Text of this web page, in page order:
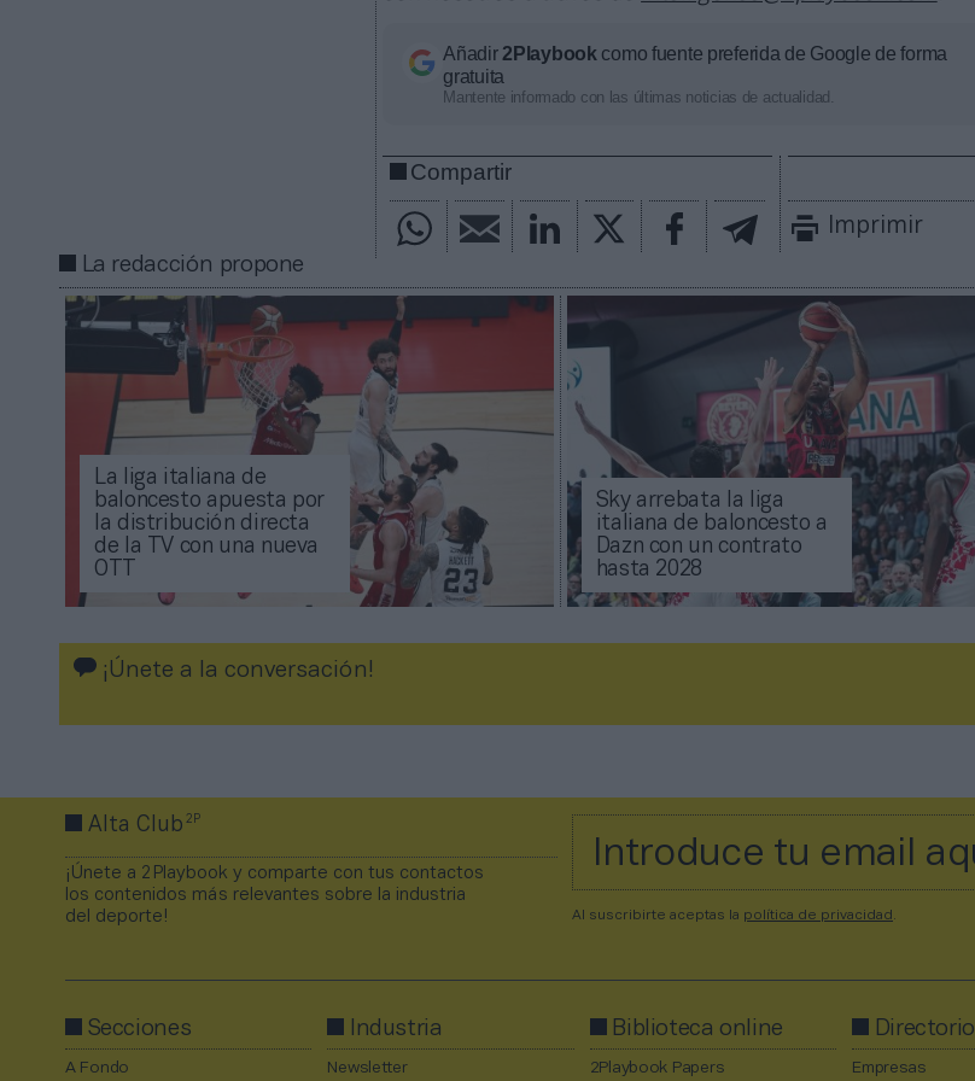
Añadir2Playbook como fuente preferida de Google de forma
gratuita
Mantente informado con las últimas noticias de actualidad.
Compartir
Imprimir
La redacción propone
La liga italiana de
baloncesto apuesta por
la distribución directa
de la TV con una nueva
OTT
Sky arrebata la liga
italiana de baloncesto a
Dazn con un contrato
hasta 2028
¡Únete a la conversación!
Alta Club2P
¡Únete a 2Playbook y comparte con tus contactos
los contenidos más relevantes sobre la industria
del deporte!
Al suscribirte aceptas la política de privacidad
Secciones
A Fondo
Industria
Newsletter
Biblioteca online
2Playbook Papers
Directorio
Empresas